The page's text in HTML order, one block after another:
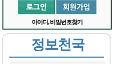
아이디, 비밀번호찾기
정보천국